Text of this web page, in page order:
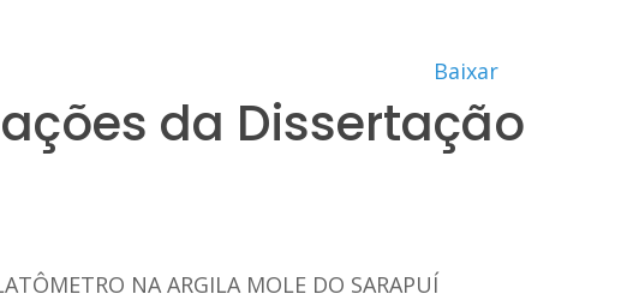
Baixar
da Dissertação
NA ARGILA MOLE DO SARAPUÍ